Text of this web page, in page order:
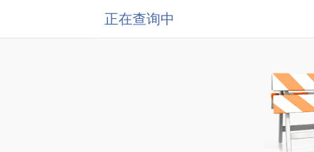
正在查询中